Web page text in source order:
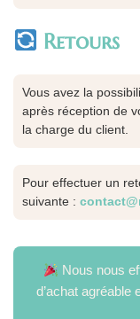
Retours
Vous avez la
après réception de
la charge du client.
Pour effectuer un
suivante :
Nous nous
d’achat agréable